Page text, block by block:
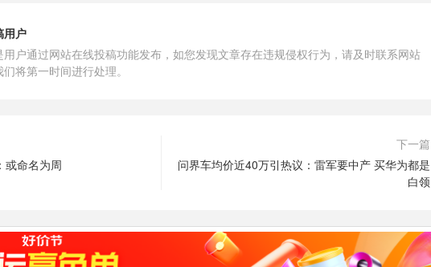
用户
用户通过网站在线投稿功能发布，如您发现文章存在违规侵权行为，请及时联系网站
将第一时间进行处理。
或命名为周
下一篇
问界车均价近40万引热议：雷军要中产 买华为都是
白领